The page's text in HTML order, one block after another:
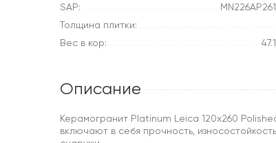
SAP:
Толщина плитки:
Вес в кор:
Описание
Керамогранит Platinum Leica 120x260
включают в себя прочность,